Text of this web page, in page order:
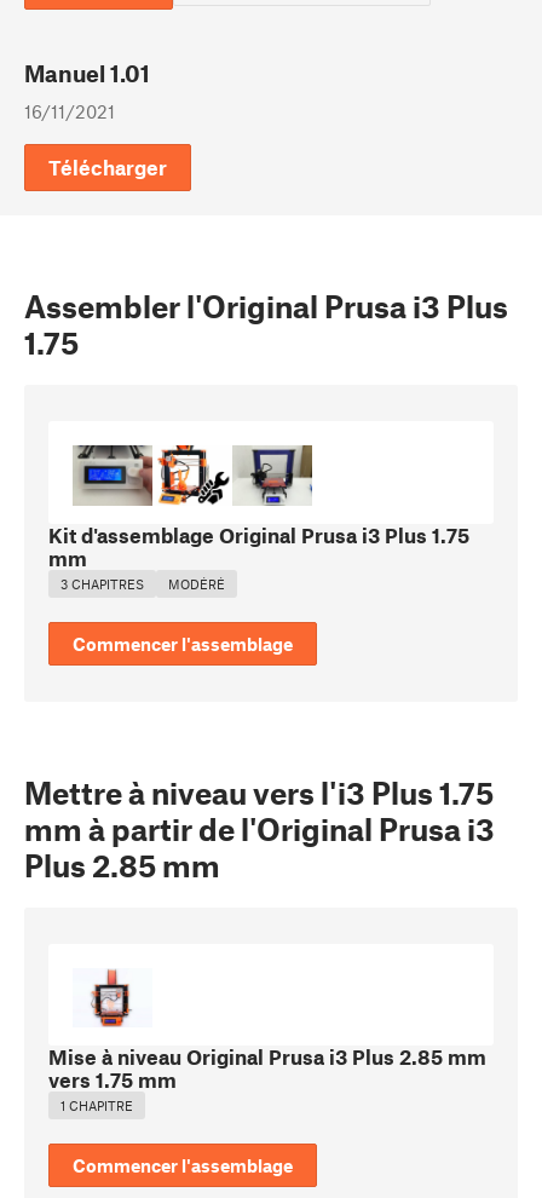
Manuel 1.01
16/11/2021
Télécharger
Assembler l'Original Prusa i3 Plus
1.75
Kit d'assemblage Original Prusa i3 Plus 1.75
mm
3 CHAPITRES MODÉRÉ
Commencer l'assemblage
Mettre à niveau vers l'i3 Plus 1.75
mm à partir de l'Original Prusa i3
Plus 2.85 mm
Mise à niveau Original Prusa i3 Plus 2.85 mm
vers 1.75 mm
1 CHAPITRE
Commencer l'assemblage